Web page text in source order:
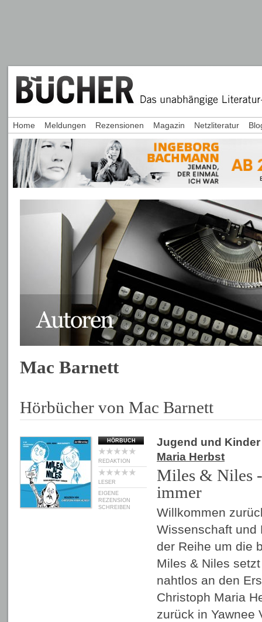
Mac Barnett
Hörbücher von Mac Barnett
HÖRBUCH
REDAKTION
LESER
EIGENE
REZENSION
SCHREIBEN
Jugend und Kinder
Maria Herbst
Miles & Niles
immer
Willkommen
Wissenschaft und
der Reihe um die
Miles & Niles
nahtlos an den
Christoph Maria
zurück in
Home Meldungen Rezensionen Magazin Netzliteratur